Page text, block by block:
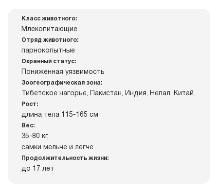
Класс животного:
Млекопитающие
Отряд животного:
парнокопытные
Охранный статус:
Пониженная уязвимость
Зоогеографическая зона:
Тибетское нагорье, Пакистан, Индия, Непал, Китай.
Рост:
длина тела 115-165 см
Вес:
35-80 кг,
самки мельче и легче
Продолжительность жизни:
до 17 лет